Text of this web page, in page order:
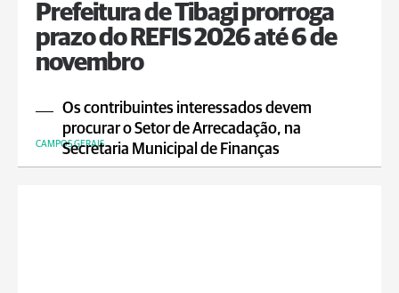
Prefeitura de Tibagi prorroga
prazo do REFIS 2026 até 6 de
novembro
Os contribuintes interessados devem
procurar o Setor de Arrecadação, na
Secretaria Municipal de Finanças
CAMPOS GERAIS